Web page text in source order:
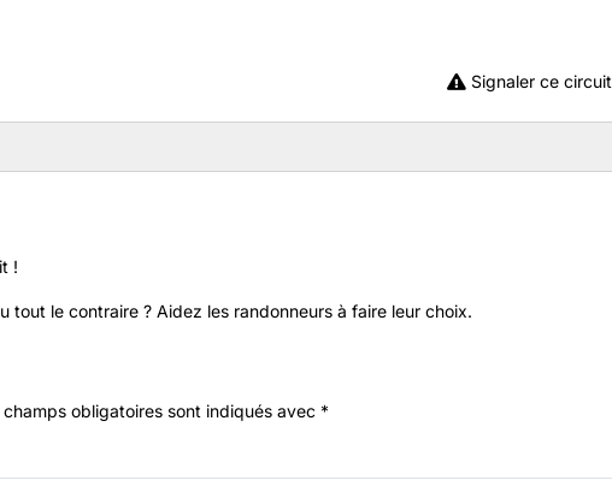
Signaler ce circuit
!
tout le contraire ? Aidez les randonneurs à faire leur choix.
champs obligatoires sont indiqués avec *